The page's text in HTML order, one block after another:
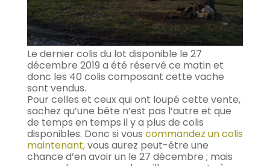
Le dernier colis du lot disponible le 27
décembre 2019 a été réservé ce matin et
donc les 40 colis composant cette vache
sont vendus.
Pour celles et ceux qui ont loupé cette vente,
sachez qu’une bête n’est pas l’autre et que
de temps en temps il y a plus de colis
disponibles. Donc si vous commandez un colis
maintenant,vous aurez peut-être une
chance d’en avoir un le 27 décembre ; mais